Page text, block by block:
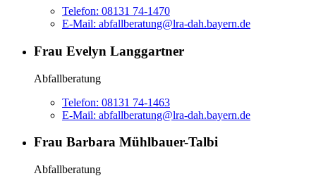
Telefon: 08131 74-1470
E-Mail: abfallberatung@lra-dah.bayern.de
Frau Evelyn Langgartner
Abfallberatung
Telefon: 08131 74-1463
E-Mail: abfallberatung@lra-dah.bayern.de
Frau Barbara Mühlbauer-Talbi
Abfallberatung